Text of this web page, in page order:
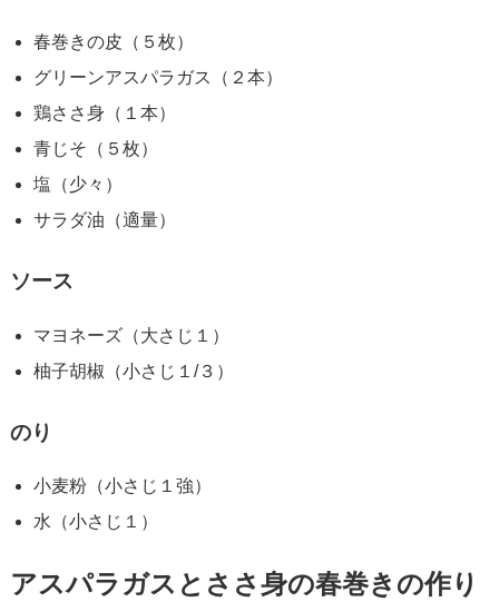
春巻きの皮（５枚）
グリーンアスパラガス（２本）
鶏ささ身（１本）
青じそ（５枚）
塩（少々）
サラダ油（適量）
ソース
マヨネーズ（大さじ１）
柚子胡椒（小さじ１/３）
のり
小麦粉（小さじ１強）
水（小さじ１）
アスパラガスとささ身の春巻きの作り